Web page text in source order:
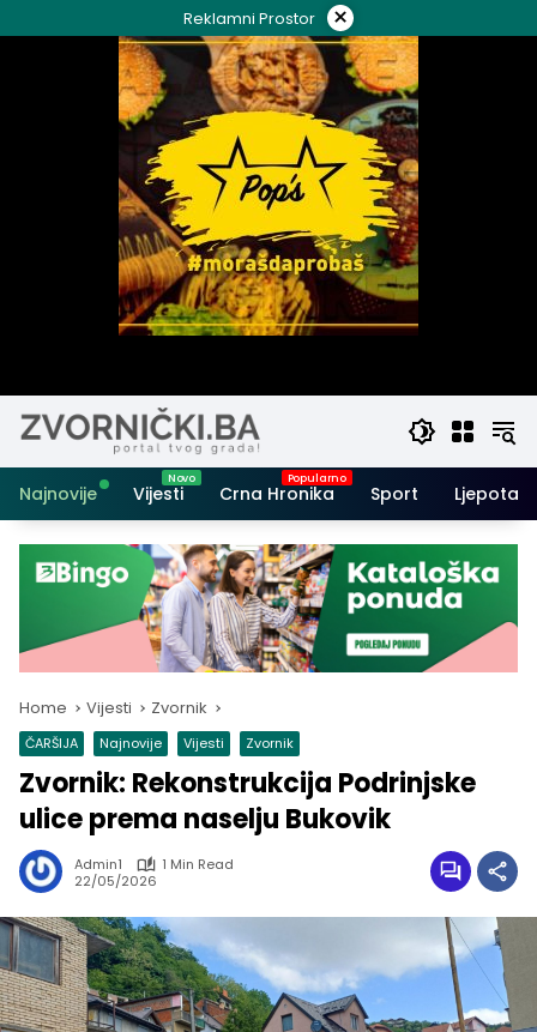
to
Reklamni Prostor ×
Najnovije Vijesti Crna Hronika Sport Ljepota i
Home Vijesti Zvornik
ČARŠIJA Najnovije Vijesti Zvornik
Zvornik: Rekonstrukcija Podrinjske
ulice prema naselju Bukovik
Admin1
1 Min Read
22/05/2026